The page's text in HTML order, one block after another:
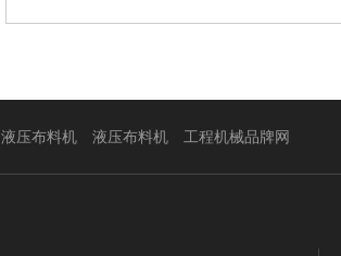
液压布料机 液压布料机 工程机械品牌网